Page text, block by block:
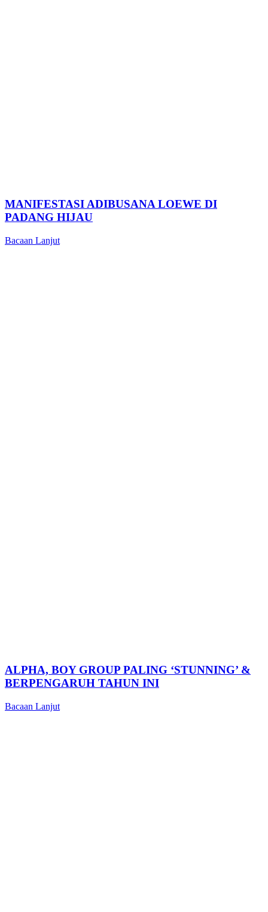
MANIFESTASI ADIBUSANA LOEWE DI
PADANG HIJAU
Bacaan Lanjut
ALPHA, BOY GROUP PALING ‘STUNNING’ &
BERPENGARUH TAHUN INI
Bacaan Lanjut